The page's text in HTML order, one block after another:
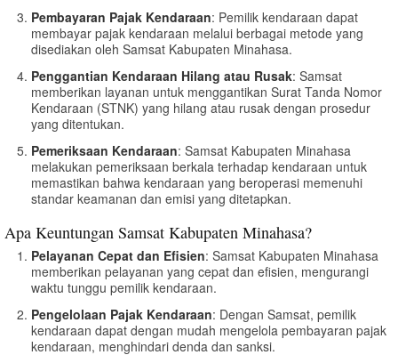
Pembayaran Pajak Kendaraan: Pemilik kendaraan dapat
membayar pajak kendaraan melalui berbagai metode yang
disediakan oleh Samsat Kabupaten Minahasa.
Penggantian Kendaraan Hilang atau Rusak: Samsat
memberikan layanan untuk menggantikan Surat Tanda Nomor
Kendaraan (STNK) yang hilang atau rusak dengan prosedur
yang ditentukan.
Pemeriksaan Kendaraan: Samsat Kabupaten Minahasa
melakukan pemeriksaan berkala terhadap kendaraan untuk
memastikan bahwa kendaraan yang beroperasi memenuhi
standar keamanan dan emisi yang ditetapkan.
Apa Keuntungan Samsat Kabupaten Minahasa?
Pelayanan Cepat dan Efisien: Samsat Kabupaten Minahasa
memberikan pelayanan yang cepat dan efisien, mengurangi
waktu tunggu pemilik kendaraan.
Pengelolaan Pajak Kendaraan: Dengan Samsat, pemilik
kendaraan dapat dengan mudah mengelola pembayaran pajak
kendaraan, menghindari denda dan sanksi.